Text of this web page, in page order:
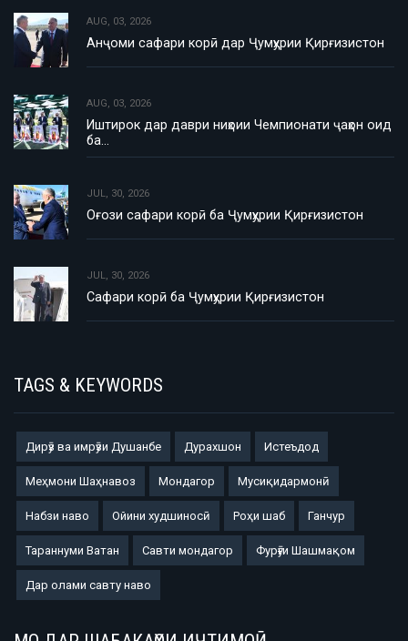
AUG, 03, 2026
Анҷоми сафари корӣ дар Ҷумҳурии Қирғизистон
AUG, 03, 2026
Иштирок дар даври ниҳоии Чемпионати ҷаҳон оид
ба…
JUL, 30, 2026
Оғози сафари корӣ ба Ҷумҳурии Қирғизистон
JUL, 30, 2026
Сафари корӣ ба Ҷумҳурии Қирғизистон
TAGS & KEYWORDS
Дирӯз ва имрӯзи Душанбе Дурахшон Истеъдод
Меҳмони Шаҳнавоз Мондагор Мусиқидармонӣ
Набзи наво Ойини худшиносӣ Роҳи шаб Ганчур
Тараннуми Ватан Савти мондагор Фурӯғи Шашмақом
Дар олами савту наво